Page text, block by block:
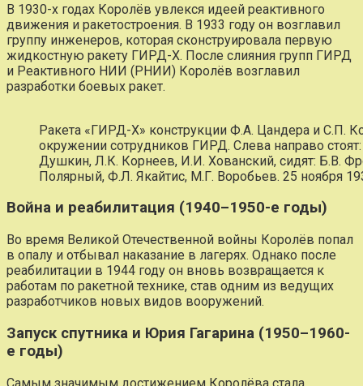
В 1930-х годах Королёв увлекся идеей реактивного
движения и ракетостроения. В 1933 году он возглавил
группу инженеров, которая сконструировала первую
жидкостную ракету ГИРД-X. После слияния групп ГИРД
и Реактивного НИИ (РНИИ) Королёв возглавил
разработки боевых ракет.
Ракета «ГИРД-Х» конструкции Ф.А. Цандера и С.П.
окружении сотрудников ГИРД. Слева направо
Душкин, Л.К. Корнеев, И.И. Хованский, сидят: Б.В.
Полярный, Ф.Л. Якайтис, М.Г. Воробьев. 25 ноября
Война и реабилитация (1940–1950-е годы)
Во время Великой Отечественной войны Королёв попал
в опалу и отбывал наказание в лагерях. Однако после
реабилитации в 1944 году он вновь возвращается к
работам по ракетной технике, став одним из ведущих
разработчиков новых видов вооружений.
Запуск спутника и Юрия Гагарина (1950–1960-
е годы)
Самым значимым достижением Королёва стала